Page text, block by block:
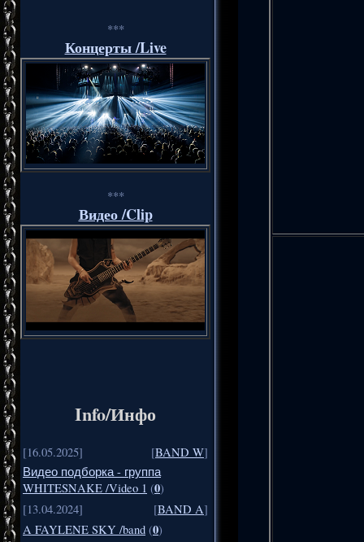
***
Концерты /Live
***
Видео /Clip
Info/Инфо
[16.05.2025] [BAND W]
Видео подборка - группа
WHITESNAKE /Video 1 (0)
[13.04.2024]
[BAND A]
A FAYLENE SKY /band (0)